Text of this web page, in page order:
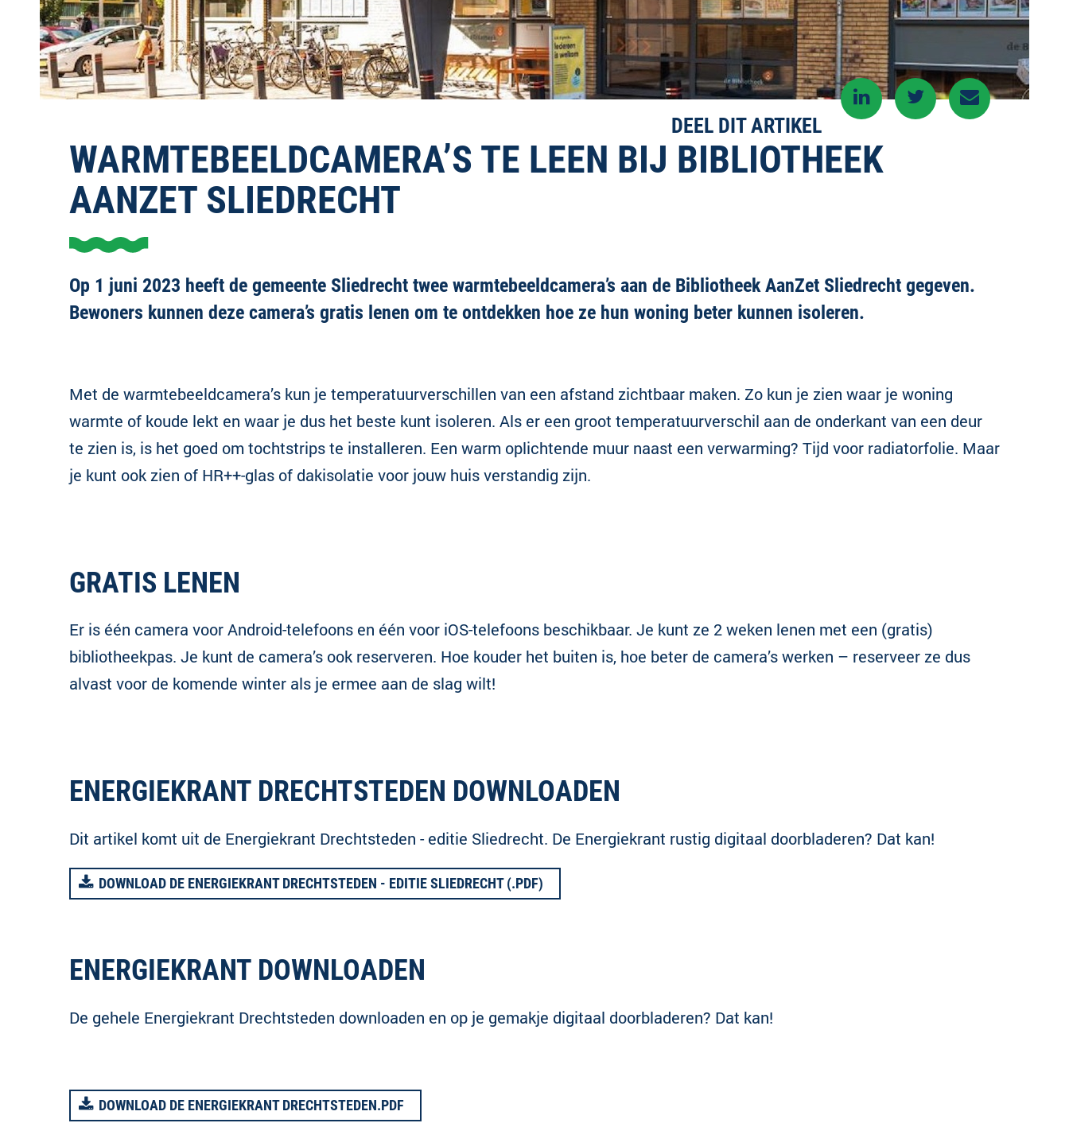
DEEL DIT ARTIKEL
WARMTEBEELDCAMERA’S TE LEEN BIJ BIBLIOTHEEK
AANZET SLIEDRECHT
Op 1 juni 2023 heeft de gemeente Sliedrecht twee warmtebeeldcamera’s aan de Bibliotheek AanZet Sliedrecht gegeven.
Bewoners kunnen deze camera’s gratis lenen om te ontdekken hoe ze hun woning beter kunnen isoleren.
Met de warmtebeeldcamera’s kun je temperatuurverschillen van een afstand zichtbaar maken. Zo kun je zien waar je woning
warmte of koude lekt en waar je dus het beste kunt isoleren. Als er een groot temperatuurverschil aan de onderkant van een deur
te zien is, is het goed om tochtstrips te installeren. Een warm oplichtende muur naast een verwarming? Tijd voor radiatorfolie. Maar
je kunt ook zien of HR++-glas of dakisolatie voor jouw huis verstandig zijn.
GRATIS LENEN
Er is één camera voor Android-telefoons en één voor iOS-telefoons beschikbaar. Je kunt ze 2 weken lenen met een (gratis)
bibliotheekpas. Je kunt de camera’s ook reserveren. Hoe kouder het buiten is, hoe beter de camera’s werken – reserveer ze dus
alvast voor de komende winter als je ermee aan de slag wilt!
ENERGIEKRANT DRECHTSTEDEN DOWNLOADEN
Dit artikel komt uit de Energiekrant Drechtsteden - editie Sliedrecht. De Energiekrant rustig digitaal doorbladeren? Dat kan!
DOWNLOAD DE ENERGIEKRANT DRECHTSTEDEN - EDITIE SLIEDRECHT (.PDF)
ENERGIEKRANT DOWNLOADEN
De gehele Energiekrant Drechtsteden downloaden en op je gemakje digitaal doorbladeren? Dat kan!
DOWNLOAD DE ENERGIEKRANT DRECHTSTEDEN.PDF